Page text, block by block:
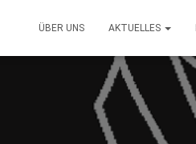
ÜBER UNS AKTUELLES